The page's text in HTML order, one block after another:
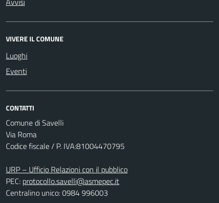
VIVERE IL COMUNE
Luoghi
Eventi
CONTATTI
Comune di Savelli
Via Roma
Codice fiscale / P. IVA:81004470795
URP – Ufficio Relazioni con il pubblico
PEC: protocollo.savelli@asmepec.it
Centralino unico: 0984 996003